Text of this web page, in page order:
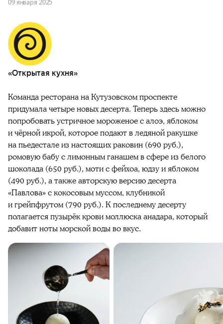
09 января 2025
«Открытая кухня»
Команда ресторана на Кутузовском проспекте
придумала четыре новых десерта. Теперь здесь можно
попробовать устричное мороженое с алоэ, яблоком
и чёрной икрой, которое подают в ледяной ракушке
на пьедестале из настоящих раковин (690 руб.),
ромовую бабу с лимонным ганашем в сфере из белого
шоколада (650 руб.), моти с фейхоа, юдзу и яблоком
(490 руб.), а также авторскую версию десерта
«Павлова» с кокосовым муссом, клубникой
и грейпфрутом (790 руб.). К последнему десерту
полагается пузырёк крови моллюска анадара, который
добавит ноты морской воды во вкус.